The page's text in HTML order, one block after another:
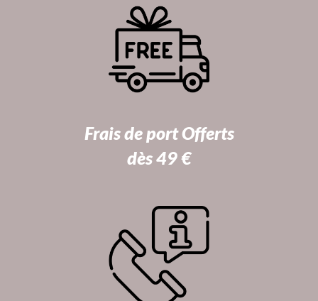
Frais de port Offerts
dès 49 €